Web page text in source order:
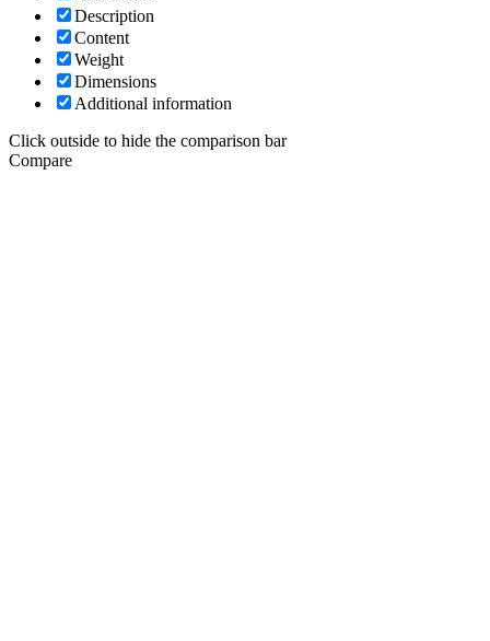
Description
Content
Weight
Dimensions
Additional information
Click outside to hide the comparison bar
Compare